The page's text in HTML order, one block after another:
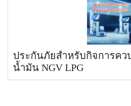
ประกันภัยสำหรับกิจการคว
น้ำมัน NGV LPG